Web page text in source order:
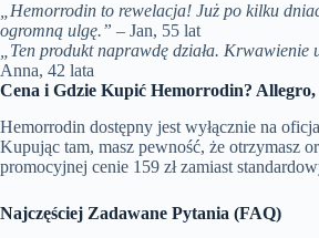
„Hemorrodin to rewelacja! Już po kilku
ogromną ulgę.” – Jan, 55 lat
„Ten produkt naprawdę działa. Krwawienie
Anna, 42 lata
Cena i Gdzie Kupić Hemorrodin? Allegro,
Hemorrodin dostępny jest wyłącznie na
Kupując tam, masz pewność, że otrzymasz
promocyjnej cenie 159 zł zamiast
Najczęściej Zadawane Pytania (FAQ)